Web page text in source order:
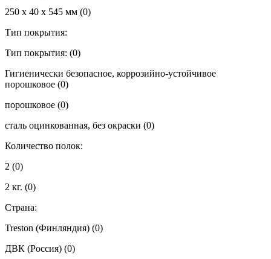
250 x 40 x 545 мм (0)
Тип покрытия:
Тип покрытия: (0)
Гигиенически безопасное, коррозийно-устойчивое
порошковое (0)
порошковое (0)
сталь оцинкованная, без окраски (0)
Количество полок:
2 (0)
2 кг. (0)
Страна:
Treston (Финляндия) (0)
ДВК (Россия) (0)